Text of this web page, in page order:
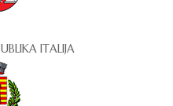
ITALIJA